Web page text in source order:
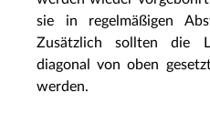
sie in regelmäßigen
Zusätzlich sollten die
diagonal von oben
werden.